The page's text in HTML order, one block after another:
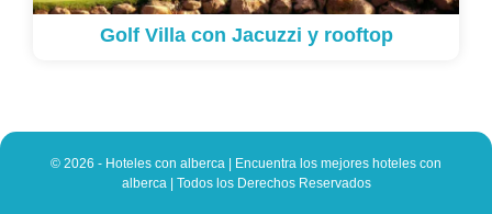
Golf Villa con Jacuzzi y rooftop
© 2026 - Hoteles con alberca | Encuentra los mejores hoteles con
alberca | Todos los Derechos Reservados